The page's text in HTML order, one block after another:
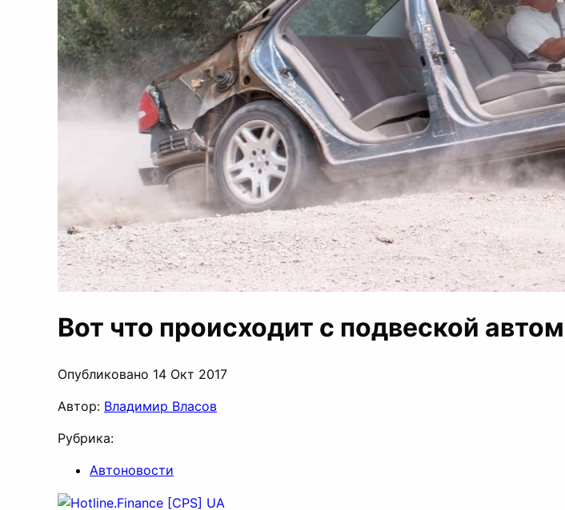
Вот что происходит с подвеской
Опубликовано 14 Окт 2017
Автор: Владимир Власов
Рубрика:
Автоновости